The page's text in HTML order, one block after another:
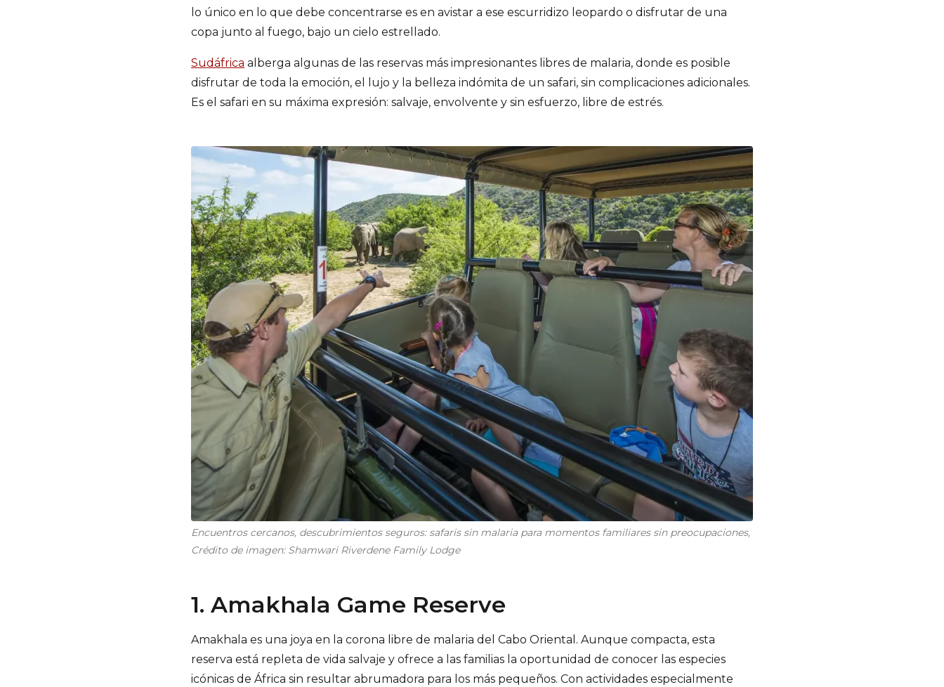
lo único en lo que debe concentrarse es en avistar a ese escurridizo leopardo o disfrutar de una
copa junto al fuego, bajo un cielo estrellado.
Sudáfrica alberga algunas de las reservas más impresionantes libres de malaria, donde es posible
disfrutar de toda la emoción, el lujo y la belleza indómita de un safari, sin complicaciones adicionales.
Es el safari en su máxima expresión: salvaje, envolvente y sin esfuerzo, libre de estrés.
Encuentros cercanos, descubrimientos seguros: safaris sin malaria para momentos familiares sin preocupaciones,
Crédito de imagen: Shamwari Riverdene Family Lodge
1. Amakhala Game Reserve
Amakhala es una joya en la corona libre de malaria del Cabo Oriental. Aunque compacta, esta
reserva está repleta de vida salvaje y ofrece a las familias la oportunidad de conocer las especies
icónicas de África sin resultar abrumadora para los más pequeños. Con actividades especialmente